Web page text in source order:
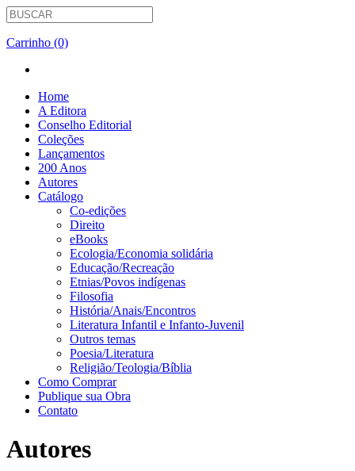
Carrinho (0)
Home
A Editora
Conselho Editorial
Coleções
Lançamentos
200 Anos
Autores
Catálogo
Co-edições
Direito
eBooks
Ecologia/Economia solidária
Educação/Recreação
Etnias/Povos indígenas
Filosofia
História/Anais/Encontros
Literatura Infantil e Infanto-Juvenil
Outros temas
Poesia/Literatura
Religião/Teologia/Bíblia
Como Comprar
Publique sua Obra
Contato
Autores